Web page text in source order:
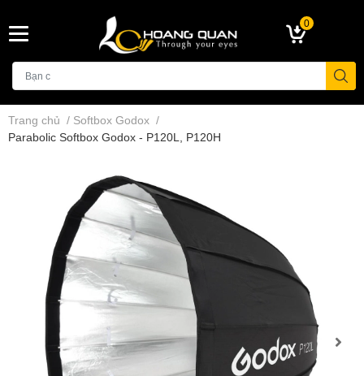
0
Trang chủ / Softbox Godox /
Parabolic Softbox Godox - P120L, P120H